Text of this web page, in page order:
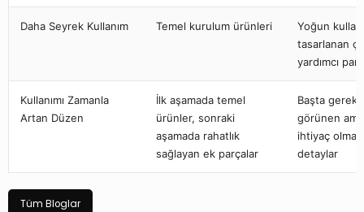
Daha Seyrek Kullanım Temel kurulum ürünleri
Yoğun
tasarlanan
yardımcı
Kullanımı Zamanla
Artan Düzen
İlk aşamada temel
ürünler, sonraki
aşamada rahatlık
sağlayan ek parçalar
Başta
görünen
ihtiyaç
detaylar
Tüm Bloglar